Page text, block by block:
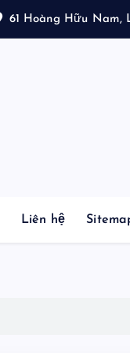
61 Hoàng Hữu Nam,
Liên hệ